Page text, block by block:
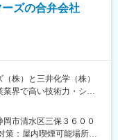
日程度（主に関東エリ
はこのメンバーからOJT
ズの合弁会社
株）と三井化学（株）
界で高い技術力・シェ
市清水区三保３６００
：屋内喫煙可能場所あ